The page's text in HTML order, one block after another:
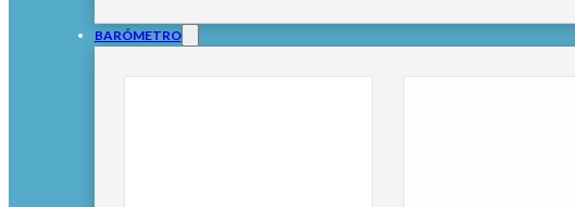
BARÓMETRO